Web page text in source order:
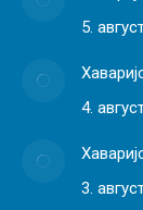
5.
4.
3.